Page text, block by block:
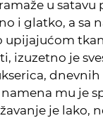
u satavu
i glatko, a sa
upijajućom
izuzetno je
dnevnih
mu je
je lako,